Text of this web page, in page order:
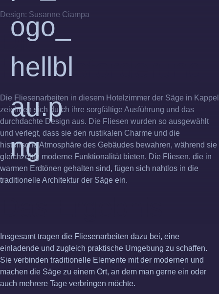
Die
Herausforderung
Die Fliesenarbeiten in diesem Hotelzimmer der Säge in Kappel
zeichnen sich durch ihre sorgfältige Ausführung und das
durchdachte Design aus. Die Fliesen wurden so ausgewählt
und verlegt, dass sie den rustikalen Charme und die
historische Atmosphäre des Gebäudes bewahren, während sie
gleichzeitig moderne Funktionalität bieten. Die Fliesen, die in
warmen Erdtönen gehalten sind, fügen sich nahtlos in die
traditionelle Architektur der Säge ein.
Insgesamt tragen die Fliesenarbeiten dazu bei, eine
einladende und zugleich praktische Umgebung zu schaffen.
Sie verbinden traditionelle Elemente mit der modernen und
machen die Säge zu einem Ort, an dem man gerne ein oder
auch mehrere Tage verbringen möchte.
Design: Susanne Ciampa